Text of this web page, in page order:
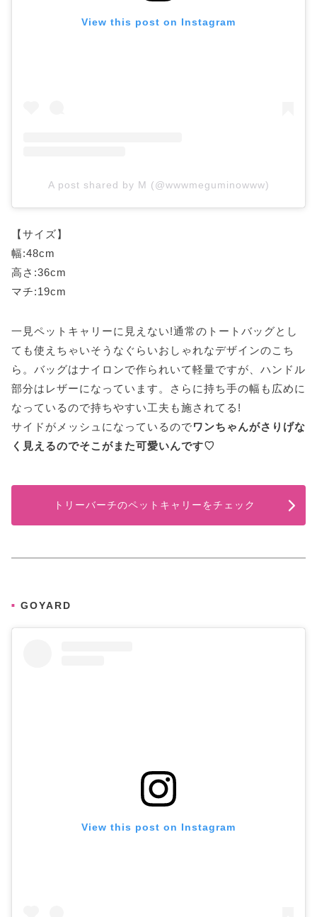
View this post on Instagram
A post shared by M (@wwwmeguminowww)
【サイズ】
幅:48cm
高さ:36cm
マチ:19cm
一見ペットキャリーに見えない!通常のトートバッグとし
ても使えちゃいそうなぐらいおしゃれなデザインのこち
ら。バッグはナイロンで作られいて軽量ですが、ハンドル
部分はレザーになっています。さらに持ち手の幅も広めに
なっているので持ちやすい工夫も施されてる!
サイドがメッシュになっているのでワンちゃんがさりげな
く見えるのでそこがまた可愛いんです♡
トリーバーチのペットキャリーをチェック
GOYARD
View this post on Instagram